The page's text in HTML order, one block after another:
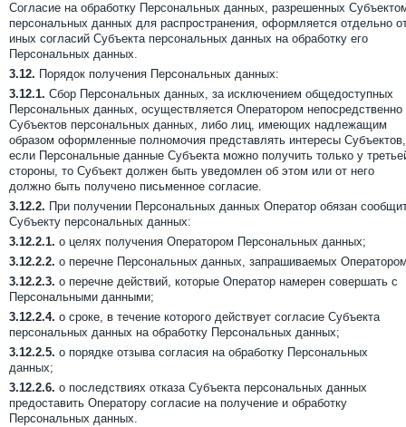
Согласие на обработку Персональных данных, разрешенных
персональных данных для распространения, оформляется отдельно
иных согласий Субъекта персональных данных на обработку его
Персональных данных.
3.12. Порядок получения Персональных данных:
3.12.1. Сбор Персональных данных, за исключением общедоступных
Персональных данных, осуществляется Оператором непосредственно
Субъектов персональных данных, либо лиц, имеющих надлежащим
образом оформленные полномочия представлять интересы Субъектов,
если Персональные данные Субъекта можно получить только у
стороны, то Субъект должен быть уведомлен об этом или от него
должно быть получено письменное согласие.
3.12.2. При получении Персональных данных Оператор обязан
Субъекту персональных данных:
3.12.2.1. о целях получения Оператором Персональных данных;
3.12.2.2. о перечне Персональных данных, запрашиваемых
3.12.2.3. о перечне действий, которые Оператор намерен совершать с
Персональными данными;
3.12.2.4. о сроке, в течение которого действует согласие Субъекта
персональных данных на обработку Персональных данных;
3.12.2.5. о порядке отзыва согласия на обработку Персональных
данных;
3.12.2.6. о последствиях отказа Субъекта персональных данных
предоставить Оператору согласие на получение и обработку
Персональных данных.